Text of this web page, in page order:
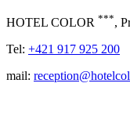
HOTEL COLOR ***,
Tel: +421 917 925 200
mail: